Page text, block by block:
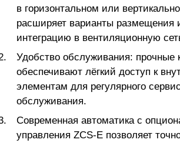
в горизонтальном или
расширяет варианты размещения
интеграцию в вентиляционную
Удобство обслуживания: прочные
обеспечивают лёгкий доступ к
элементам для регулярного
обслуживания.
Современная автоматика с
управления ZCS-E позволяет